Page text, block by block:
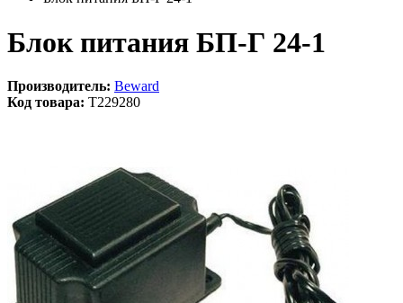
Блок питания БП-Г 24-1
Производитель: Beward
Код товара: T229280